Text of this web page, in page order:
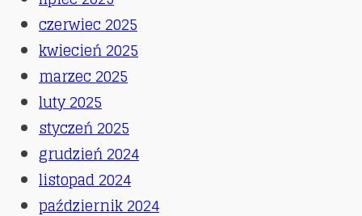
czerwiec 2025
kwiecień 2025
marzec 2025
luty 2025
styczeń 2025
grudzień 2024
listopad 2024
październik 2024